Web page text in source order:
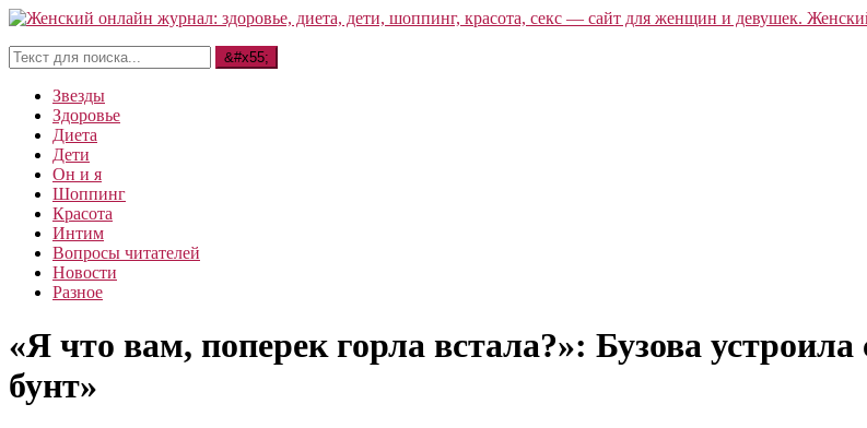
Звезды
Здоровье
Диета
Дети
Он и я
Шоппинг
Красота
Интим
Вопросы читателей
Новости
Разное
«Я что вам, поперек горла встала?»: Бузова
бунт»